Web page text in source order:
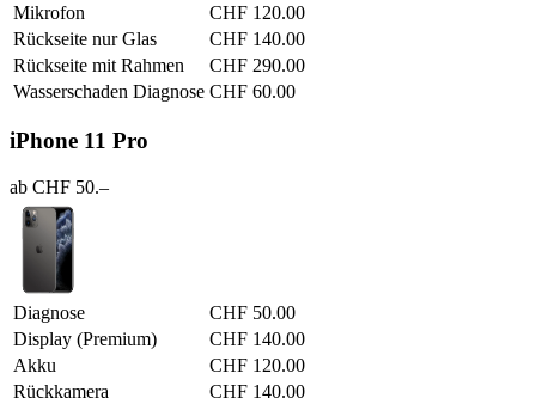
Mikrofon
CHF 120.00
Rückseite nur Glas
CHF 140.00
Rückseite mit Rahmen
CHF 290.00
Wasserschaden Diagnose CHF 60.00
iPhone 11 Pro
ab CHF 50.–
Diagnose
CHF 50.00
Display (Premium)
CHF 140.00
Akku
CHF 120.00
Rückkamera
CHF 140.00